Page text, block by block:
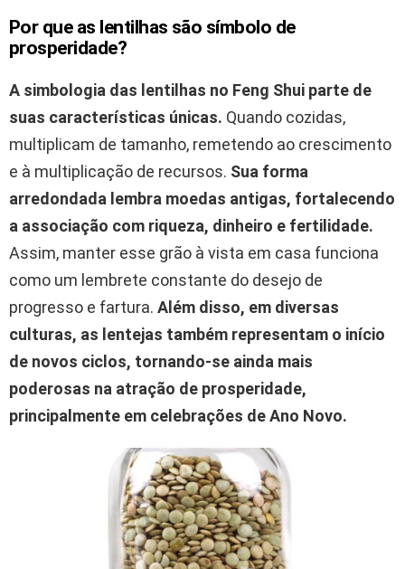
Por que as lentilhas são símbolo de
prosperidade?
A simbologia das lentilhas no Feng Shui parte de
suas características únicas. Quando cozidas,
multiplicam de tamanho, remetendo ao crescimento
e à multiplicação de recursos. Sua forma
arredondada lembra moedas antigas, fortalecendo
a associação com riqueza, dinheiro e fertilidade.
Assim, manter esse grão à vista em casa funciona
como um lembrete constante do desejo de
progresso e fartura. Além disso, em diversas
culturas, as lentejas também representam o início
de novos ciclos, tornando-se ainda mais
poderosas na atração de prosperidade,
principalmente em celebrações de Ano Novo.